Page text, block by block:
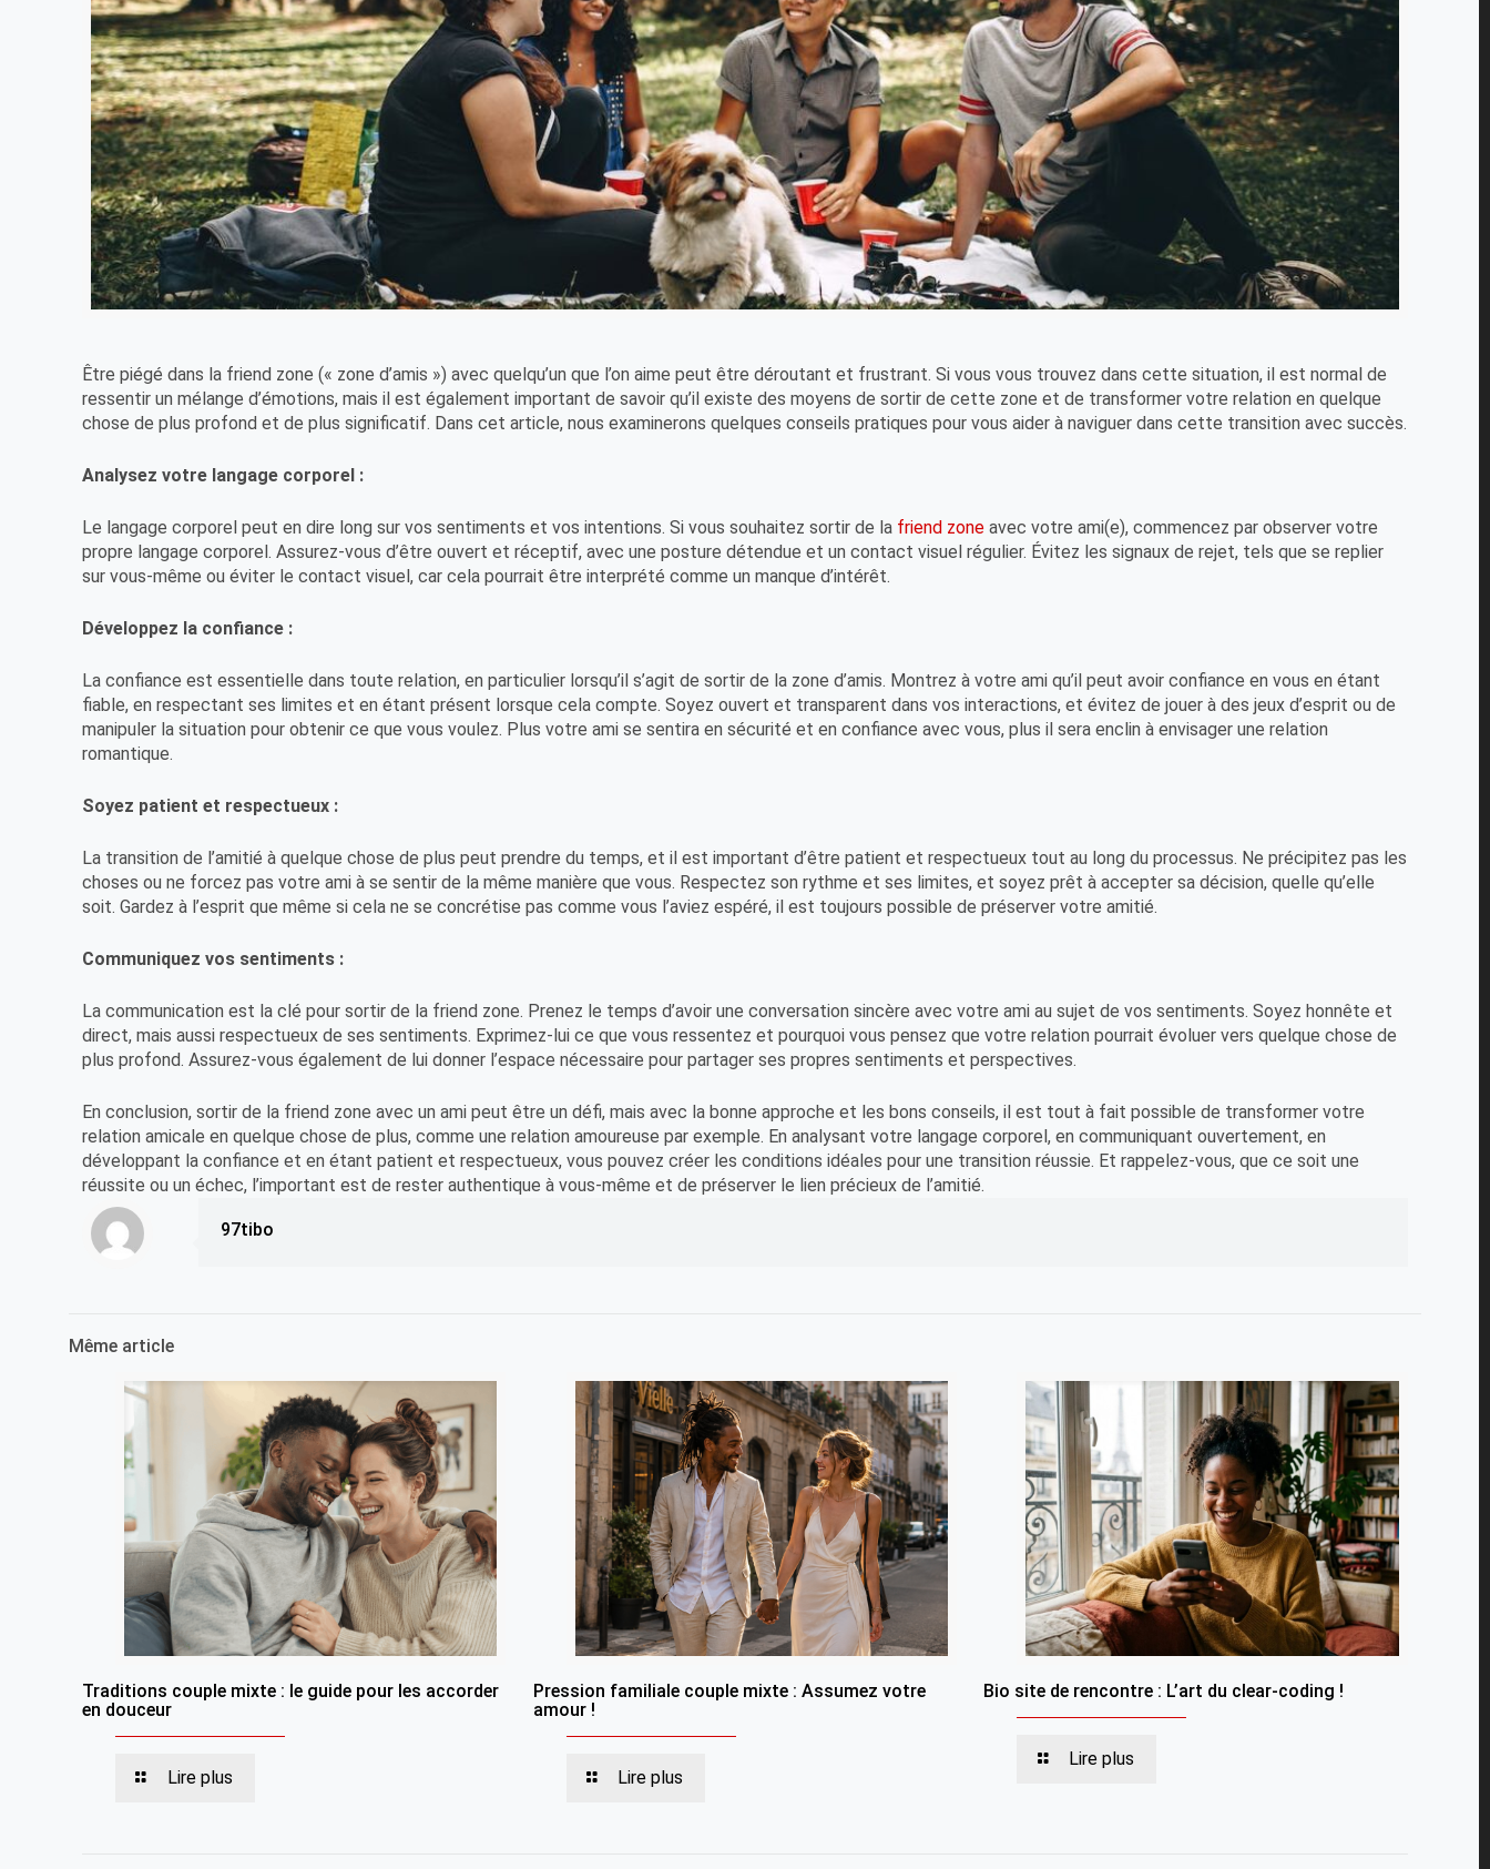
Être piégé dans la friend zone (« zone d’amis ») avec quelqu’un que l’on aime peut être déroutant et frustrant. Si vous vous trouvez dans cette situation, il est normal de
ressentir un mélange d’émotions, mais il est également important de savoir qu’il existe des moyens de sortir de cette zone et de transformer votre relation en quelque
chose de plus profond et de plus significatif. Dans cet article, nous examinerons quelques conseils pratiques pour vous aider à naviguer dans cette transition avec succès.
Analysez votre langage corporel :
Le langage corporel peut en dire long sur vos sentiments et vos intentions. Si vous souhaitez sortir de la friend zone avec votre ami(e), commencez par observer votre
propre langage corporel. Assurez-vous d’être ouvert et réceptif, avec une posture détendue et un contact visuel régulier. Évitez les signaux de rejet, tels que se replier
sur vous-même ou éviter le contact visuel, car cela pourrait être interprété comme un manque d’intérêt.
Développez la confiance :
La confiance est essentielle dans toute relation, en particulier lorsqu’il s’agit de sortir de la zone d’amis. Montrez à votre ami qu’il peut avoir confiance en vous en étant
fiable, en respectant ses limites et en étant présent lorsque cela compte. Soyez ouvert et transparent dans vos interactions, et évitez de jouer à des jeux d’esprit ou de
manipuler la situation pour obtenir ce que vous voulez. Plus votre ami se sentira en sécurité et en confiance avec vous, plus il sera enclin à envisager une relation
romantique.
Soyez patient et respectueux :
La transition de l’amitié à quelque chose de plus peut prendre du temps, et il est important d’être patient et respectueux tout au long du processus. Ne précipitez pas les
choses ou ne forcez pas votre ami à se sentir de la même manière que vous. Respectez son rythme et ses limites, et soyez prêt à accepter sa décision, quelle qu’elle
soit. Gardez à l’esprit que même si cela ne se concrétise pas comme vous l’aviez espéré, il est toujours possible de préserver votre amitié.
Communiquez vos sentiments :
La communication est la clé pour sortir de la friend zone. Prenez le temps d’avoir une conversation sincère avec votre ami au sujet de vos sentiments. Soyez honnête et
direct, mais aussi respectueux de ses sentiments. Exprimez-lui ce que vous ressentez et pourquoi vous pensez que votre relation pourrait évoluer vers quelque chose de
plus profond. Assurez-vous également de lui donner l’espace nécessaire pour partager ses propres sentiments et perspectives.
En conclusion, sortir de la friend zone avec un ami peut être un défi, mais avec la bonne approche et les bons conseils, il est tout à fait possible de transformer votre
relation amicale en quelque chose de plus, comme une relation amoureuse par exemple. En analysant votre langage corporel, en communiquant ouvertement, en
développant la confiance et en étant patient et respectueux, vous pouvez créer les conditions idéales pour une transition réussie. Et rappelez-vous, que ce soit une
réussite ou un échec, l’important est de rester authentique à vous-même et de préserver le lien précieux de l’amitié.
97tibo
Même article
Traditions couple mixte : le guide pour les accorder
en douceur
Lire plus
Pression familiale couple mixte : Assumez votre
amour !
Lire plus
Bio site de rencontre : L’art du clear-coding !
Lire plus